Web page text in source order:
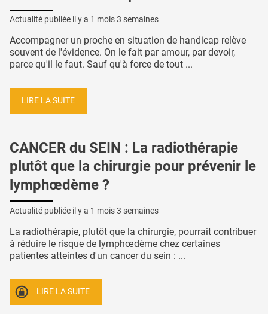
Actualité publiée il y a 1 mois 3 semaines
Accompagner un proche en situation de handicap relève
souvent de l'évidence. On le fait par amour, par devoir,
parce qu'il le faut. Sauf qu'à force de tout ...
LIRE LA SUITE
CANCER du SEIN : La radiothérapie
plutôt que la chirurgie pour prévenir le
lymphœdème ?
Actualité publiée il y a 1 mois 3 semaines
La radiothérapie, plutôt que la chirurgie, pourrait contribuer
à réduire le risque de lymphœdème chez certaines
patientes atteintes d'un cancer du sein : ...
LIRE LA SUITE